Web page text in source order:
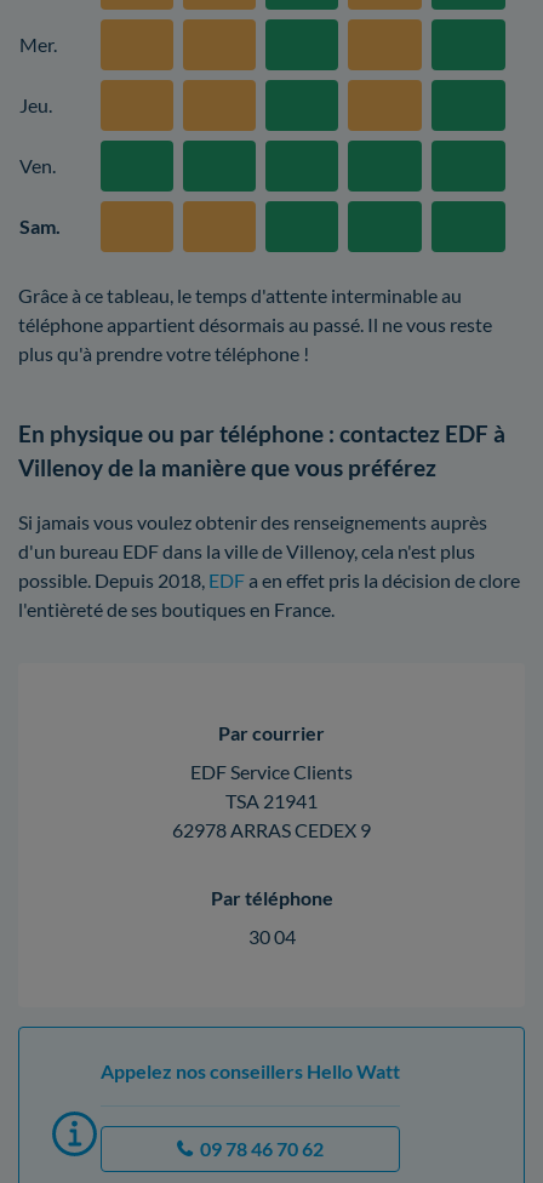
Mer.
Jeu.
Ven.
Sam.
Grâce à ce tableau, le temps d'attente interminable au
téléphone appartient désormais au passé. Il ne vous reste
plus qu'à prendre votre téléphone !
En physique ou par téléphone : contactez EDF à
Villenoy de la manière que vous préférez
Si jamais vous voulez obtenir des renseignements auprès
d'un bureau EDF dans la ville de Villenoy, cela n'est plus
possible. Depuis 2018, EDFa en effet pris la décision de clore
l'entièreté de ses boutiques en France.
Par courrier
EDF Service Clients
TSA 21941
62978 ARRAS CEDEX 9
Par téléphone
30 04
Appelez nos conseillers Hello Watt
09 78 46 70 62